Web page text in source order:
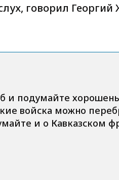
говорил
и подумайте
войска можно
и о Кавказском